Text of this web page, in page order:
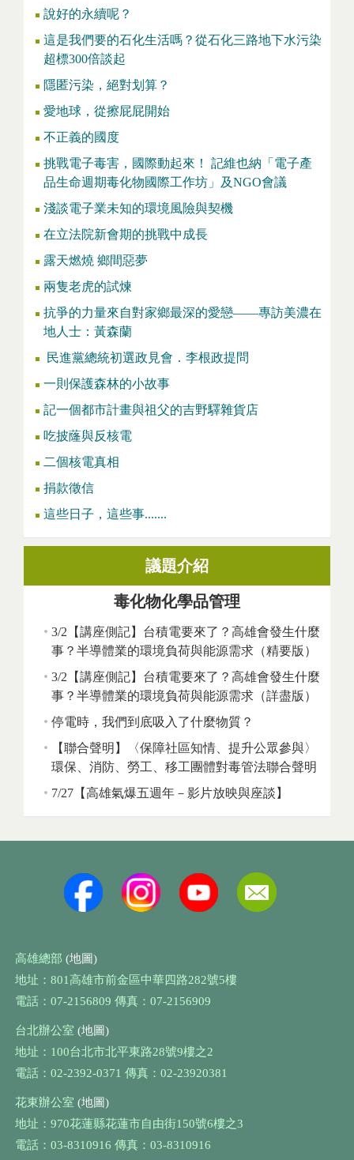
說好的永續呢？
這是我們要的石化生活嗎？從石化三路地下水污染
超標300倍談起
隱匿污染，絕對划算？
愛地球，從擦屁屁開始
不正義的國度
挑戰電子毒害，國際動起來！ 記維也納「電子產
品生命週期毒化物國際工作坊」及NGO會議
淺談電子業未知的環境風險與契機
在立法院新會期的挑戰中成長
露天燃燒 鄉間惡夢
兩隻老虎的試煉
抗爭的力量來自對家鄉最深的愛戀——專訪美濃在
地人士：黃森蘭
民進黨總統初選政見會．李根政提問
一則保護森林的小故事
記一個都市計畫與祖父的吉野驛雜貨店
吃披蕯與反核電
二個核電真相
捐款徵信
這些日子，這些事.......
議題介紹
毒化物化學品管理
3/2【講座側記】台積電要來了？高雄會發生什麼
事？半導體業的環境負荷與能源需求（精要版）
3/2【講座側記】台積電要來了？高雄會發生什麼
事？半導體業的環境負荷與能源需求（詳盡版）
停電時，我們到底吸入了什麼物質？
【聯合聲明】〈保障社區知情、提升公眾參與〉
環保、消防、勞工、移工團體對毒管法聯合聲明
7/27【高雄氣爆五週年－影片放映與座談】
高雄總部 (地圖)
地址：801高雄市前金區中華四路282號5樓
電話：07-2156809 傳真：07-2156909
台北辦公室 (地圖)
地址：100台北市北平東路28號9樓之2
電話：02-2392-0371 傳真：02-23920381
花東辦公室 (地圖)
地址：970花蓮縣花蓮市自由街150號6樓之3
電話：03-8310916 傳真：03-8310916